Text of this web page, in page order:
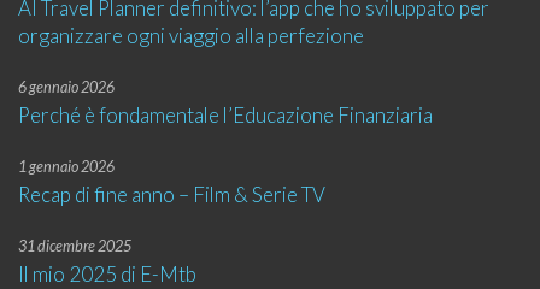
AI Travel Planner definitivo: l’app che ho sviluppato per
organizzare ogni viaggio alla perfezione
6 gennaio 2026
Perché è fondamentale l’Educazione Finanziaria
1 gennaio 2026
Recap di fine anno – Film & Serie TV
31 dicembre 2025
Il mio 2025 di E-Mtb